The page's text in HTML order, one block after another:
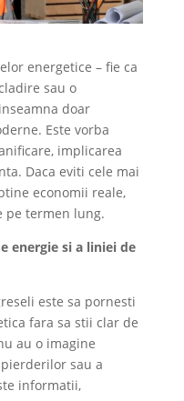
energetice – fie ca
sau o
doar
Este vorba
implicarea
Daca eviti cele mai
economii reale,
pe termen lung.
energie si a liniei de
este sa pornesti
fara sa stii clar de
au o imagine
sau a
informatii,